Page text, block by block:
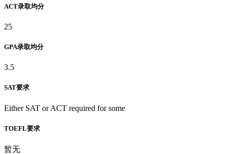
ACT录取均分
25
GPA录取均分
3.5
SAT要求
Either SAT or ACT required for some
TOEFL要求
暂无